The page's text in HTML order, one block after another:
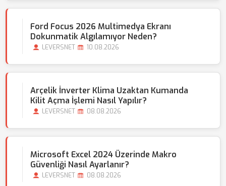
Ford Focus 2026 Multimedya Ekranı
Dokunmatik Algılamıyor Neden?
LEVERSNET 10.08.2026
Arçelik İnverter Klima Uzaktan Kumanda
Kilit Açma İşlemi Nasıl Yapılır?
LEVERSNET 08.08.2026
Microsoft Excel 2024 Üzerinde Makro
Güvenliği Nasıl Ayarlanır?
LEVERSNET 08.08.2026